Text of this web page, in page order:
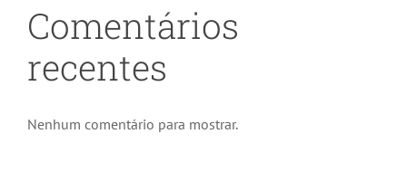
Comentários
recentes
Nenhum comentário para mostrar.